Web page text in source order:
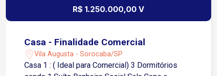
R$ 1.250.000,00 V
Casa - Finalidade Comercial
Vila Augusta - Sorocaba/SP
Casa 1 : ( Ideal para Comercial) 3 Dormitórios